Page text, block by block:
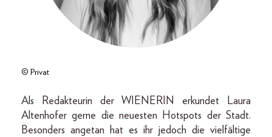
© Privat
Als Redakteurin der WIENERIN erkundet Laura
Altenhofer gerne die neuesten Hotspots der Stadt.
Besonders angetan hat es ihr jedoch die vielfältige